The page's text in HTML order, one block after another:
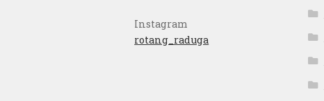
Instagram
rotang_raduga